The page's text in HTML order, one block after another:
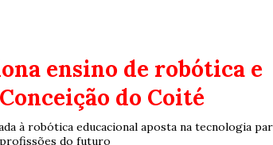
ensino de robótica e
do Coité
à robótica educacional aposta na tecnologia
do futuro